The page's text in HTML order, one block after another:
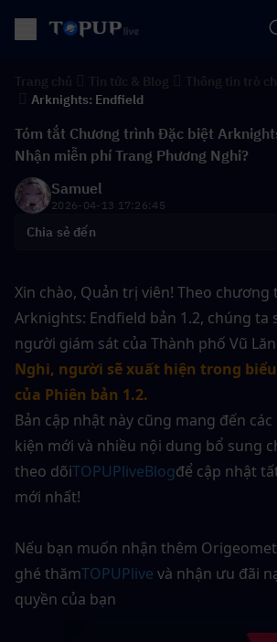
Arknights: Endfield
Tóm tắt Chương trình Đặc biệt
Nhận miễn phí Trang Phương Nghi?
Samuel
2026-04-13 17:26:45
Chia sẻ đến
Xin chào, Quản trị viên! Theo chương
Arknights: Endfield bản 1.2, chúng ta
người giám sát của Thành phố Vũ
Nghi, người sẽ xuất hiện trong
của Phiên bản 1.2.
Bản cập nhật này cũng mang đến
kiện mới và nhiều nội dung bổ sung
theo dõiTOPUPliveBlogđể cập nhật
mới nhất!
Nếu bạn muốn nhận thêm
ghé thămTOPUPlive và nhận ưu đãi
quyền của bạn